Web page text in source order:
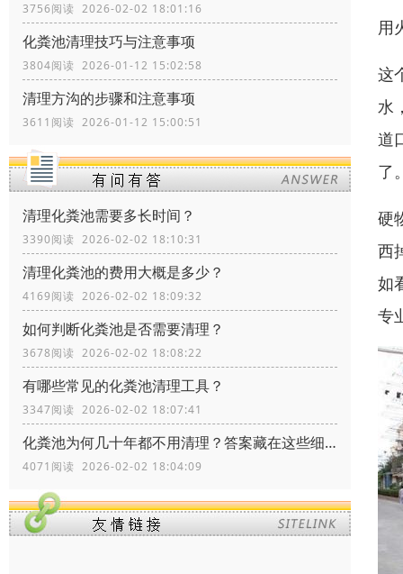
3756阅读 2026-02-02 18:01:16
化粪池清理技巧与注意事项
3804阅读 2026-01-12 15:02:58
清理方沟的步骤和注意事项
3611阅读 2026-01-12 15:00:51
清理化粪池需要多长时间？
3390阅读 2026-02-02 18:10:31
清理化粪池的费用大概是多少？
4169阅读 2026-02-02 18:09:32
如何判断化粪池是否需要清理？
3678阅读 2026-02-02 18:08:22
有哪些常见的化粪池清理工具？
3347阅读 2026-02-02 18:07:41
化粪池为何几十年都不用清理？答案藏在这些细节里！
4071阅读 2026-02-02 18:04:09
用
这
水
道
了
硬
西
如
专